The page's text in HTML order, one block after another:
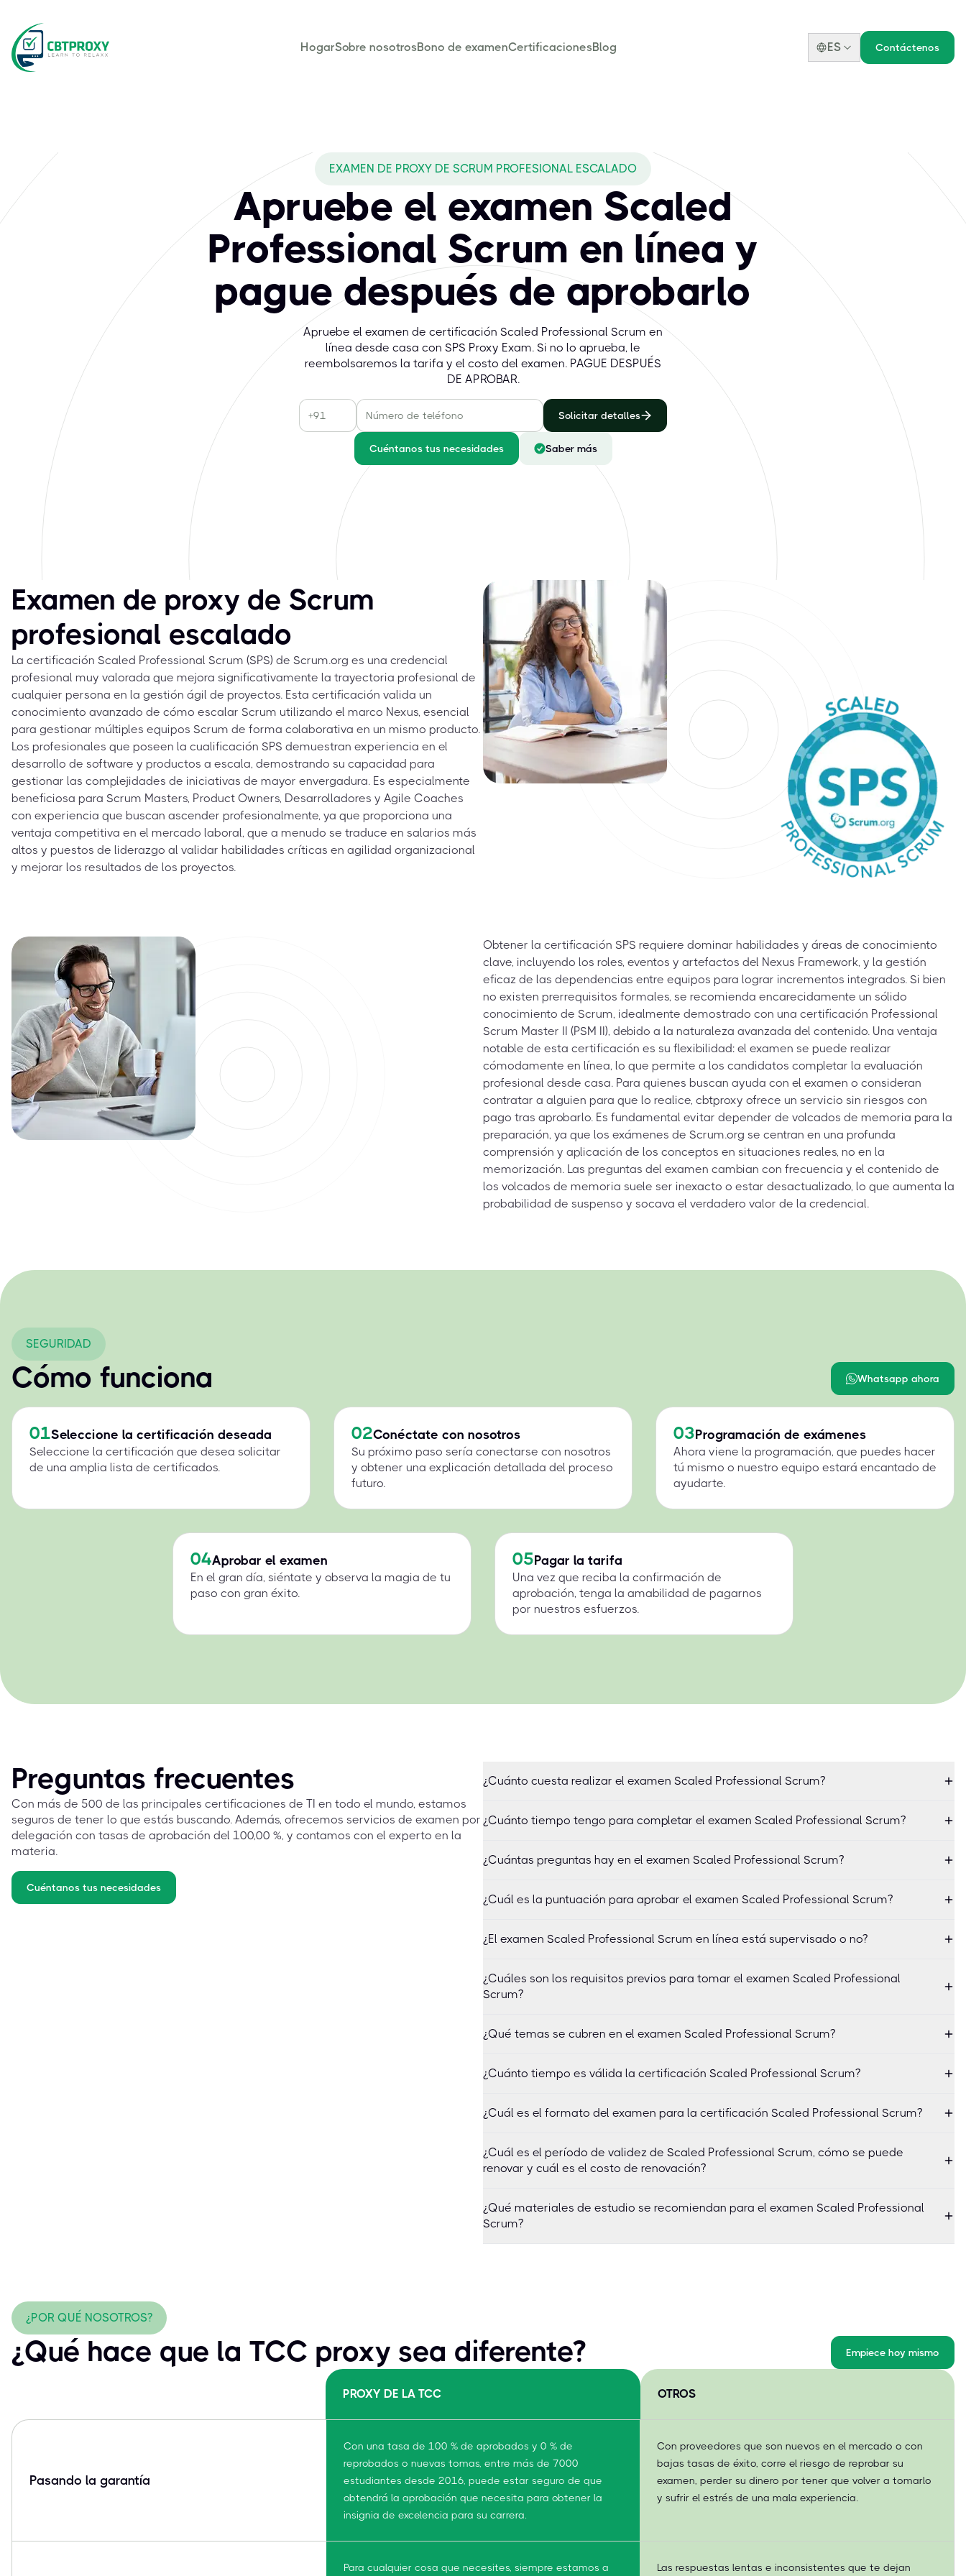
HogarSobre nosotrosBono de examenCertificacionesBlog ES Contáctenos
EXAMEN DE PROXY DE SCRUM PROFESIONAL ESCALADO
Apruebe el examen Scaled
Professional Scrum en línea y
pague después de aprobarlo
Apruebe el examen de certificación Scaled Professional Scrum en
línea desde casa con SPS Proxy Exam. Si no lo aprueba, le
reembolsaremos la tarifa y el costo del examen. PAGUE DESPUÉS
DE APROBAR.
Solicitar detalles
Cuéntanos tus necesidades Saber más
Examen de proxy de Scrum
profesional escalado
La certificación Scaled Professional Scrum (SPS) de Scrum.org es una credencial
profesional muy valorada que mejora significativamente la trayectoria profesional de
cualquier persona en la gestión ágil de proyectos. Esta certificación valida un
conocimiento avanzado de cómo escalar Scrum utilizando el marco Nexus, esencial
para gestionar múltiples equipos Scrum de forma colaborativa en un mismo producto.
Los profesionales que poseen la cualificación SPS demuestran experiencia en el
desarrollo de software y productos a escala, demostrando su capacidad para
gestionar las complejidades de iniciativas de mayor envergadura. Es especialmente
beneficiosa para Scrum Masters, Product Owners, Desarrolladores y Agile Coaches
con experiencia que buscan ascender profesionalmente, ya que proporciona una
ventaja competitiva en el mercado laboral, que a menudo se traduce en salarios más
altos y puestos de liderazgo al validar habilidades críticas en agilidad organizacional
y mejorar los resultados de los proyectos.
Obtener la certificación SPS requiere dominar habilidades y áreas de conocimiento
clave, incluyendo los roles, eventos y artefactos del Nexus Framework, y la gestión
eficaz de las dependencias entre equipos para lograr incrementos integrados. Si bien
no existen prerrequisitos formales, se recomienda encarecidamente un sólido
conocimiento de Scrum, idealmente demostrado con una certificación Professional
Scrum Master II (PSM II), debido a la naturaleza avanzada del contenido. Una ventaja
notable de esta certificación es su flexibilidad: el examen se puede realizar
cómodamente en línea, lo que permite a los candidatos completar la evaluación
profesional desde casa. Para quienes buscan ayuda con el examen o consideran
contratar a alguien para que lo realice, cbtproxy ofrece un servicio sin riesgos con
pago tras aprobarlo. Es fundamental evitar depender de volcados de memoria para la
preparación, ya que los exámenes de Scrum.org se centran en una profunda
comprensión y aplicación de los conceptos en situaciones reales, no en la
memorización. Las preguntas del examen cambian con frecuencia y el contenido de
los volcados de memoria suele ser inexacto o estar desactualizado, lo que aumenta la
probabilidad de suspenso y socava el verdadero valor de la credencial.
SEGURIDAD
Cómo funciona Whatsapp ahora
01Seleccione la certificación deseada
Seleccione la certificación que desea solicitar
de una amplia lista de certificados.
02Conéctate con nosotros
Su próximo paso sería conectarse con nosotros
y obtener una explicación detallada del proceso
futuro.
03Programación de exámenes
Ahora viene la programación, que puedes hacer
tú mismo o nuestro equipo estará encantado de
ayudarte.
04Aprobar el examen
En el gran día, siéntate y observa la magia de tu
paso con gran éxito.
05Pagar la tarifa
Una vez que reciba la confirmación de
aprobación, tenga la amabilidad de pagarnos
por nuestros esfuerzos.
Preguntas frecuentes
Con más de 500 de las principales certificaciones de TI en todo el mundo, estamos
seguros de tener lo que estás buscando. Además, ofrecemos servicios de examen por
delegación con tasas de aprobación del 100,00 %, y contamos con el experto en la
materia.
Cuéntanos tus necesidades
¿Cuánto cuesta realizar el examen Scaled Professional Scrum?
¿Cuánto tiempo tengo para completar el examen Scaled Professional Scrum?
¿Cuántas preguntas hay en el examen Scaled Professional Scrum?
¿Cuál es la puntuación para aprobar el examen Scaled Professional Scrum?
¿El examen Scaled Professional Scrum en línea está supervisado o no?
¿Cuáles son los requisitos previos para tomar el examen Scaled Professional
Scrum?
¿Qué temas se cubren en el examen Scaled Professional Scrum?
¿Cuánto tiempo es válida la certificación Scaled Professional Scrum?
¿Cuál es el formato del examen para la certificación Scaled Professional Scrum?
¿Cuál es el período de validez de Scaled Professional Scrum, cómo se puede
renovar y cuál es el costo de renovación?
¿Qué materiales de estudio se recomiendan para el examen Scaled Professional
Scrum?
¿POR QUÉ NOSOTROS?
¿Qué hace que la TCC proxy sea diferente? Empiece hoy mismo
PROXY DE LA TCC OTROS
Pasando la garantía
Con una tasa de 100 % de aprobados y 0 % de
reprobados o nuevas tomas, entre más de 7000
estudiantes desde 2016, puede estar seguro de que
obtendrá la aprobación que necesita para obtener la
insignia de excelencia para su carrera.
Con proveedores que son nuevos en el mercado o con
bajas tasas de éxito, corre el riesgo de reprobar su
examen, perder su dinero por tener que volver a tomarlo
y sufrir el estrés de una mala experiencia.
Para cualquier cosa que necesites, siempre estamos a Las respuestas lentas e inconsistentes que te dejan